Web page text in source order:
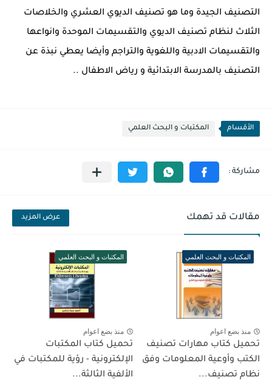
التصنيف الجيدة وما هو تصنيف الديوي العشري والخلاصات
الثلاث لنظام تصنيف الديوي والتقسيمات الموحدة وانواعها
والتقسيمات الادبية واللغوية والتراجم وأيضا يعطي نبذة عن
التصنيف بالمدرسة الابتدائية و رياض الاطفال ..
الأقسام المكتبات و البحث العلمي
مقالات قد تهمك عرض المزيد
المكتبات و البحث العلمي
منذ بضع اعوام
تحميل كتاب مهارات تصنيف
الكتب وأوعية المعلومات وفق
نظام تصنيف...
المكتبات و البحث العلمي
منذ بضع اعوام
تحميل كتاب المكتبات
الإلكترونية - رؤية للمكتبات في
الألفية الثالثة...